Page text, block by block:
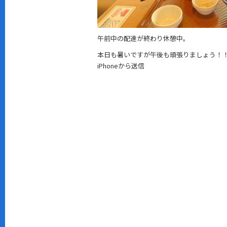
午前中の配達が終わり休憩中。
本日も暑いですが午後も頑張りましょう！
iPhoneから送信